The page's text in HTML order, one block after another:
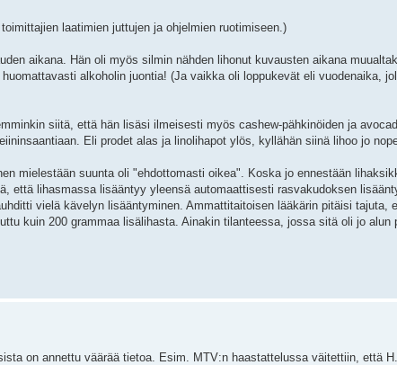
laatimien juttujen ja ohjelmien ruotimiseen.)
aikana. Hän oli myös silmin nähden lihonut kuvausten aikana
alkoholin juontia! (Ja vaikka oli loppukevät eli vuodenaika,
siitä, että hän lisäsi ilmeisesti myös cashew-pähkinöiden ja
Eli prodet alas ja linolihapot ylös, kyllähän siinä lihoo jo
mielestään suunta oli "ehdottomasti oikea". Koska jo ennestään
että lihasmassa lisääntyy yleensä automaattisesti rasvakudoksen
vielä kävelyn lisääntyminen. Ammattitaitoisen lääkärin pitäisi tajuta,
kuin 200 grammaa lisälihasta. Ainakin tilanteessa, jossa sitä oli jo alun
on annettu väärää tietoa. Esim. MTV:n haastattelussa väitettiin, että